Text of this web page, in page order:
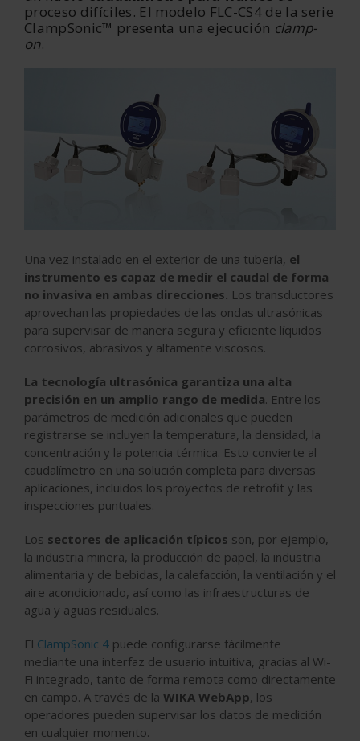
proceso difíciles. El modelo FLC-CS4 de la serie
ClampSonic™ presenta una ejecución clamp-
on.
Una vez instalado en el exterior de una tubería, el
instrumento es capaz de medir el caudal de forma
no invasiva en ambas direcciones. Los transductores
aprovechan las propiedades de las ondas ultrasónicas
para supervisar de manera segura y eficiente líquidos
corrosivos, abrasivos y altamente viscosos.
La tecnología ultrasónica garantiza una alta
precisión en un amplio rango de medida. Entre los
parámetros de medición adicionales que pueden
registrarse se incluyen la temperatura, la densidad, la
concentración y la potencia térmica. Esto convierte al
caudalímetro en una solución completa para diversas
aplicaciones, incluidos los proyectos de retrofit y las
inspecciones puntuales.
Los sectores de aplicación típicos son, por ejemplo,
la industria minera, la producción de papel, la industria
alimentaria y de bebidas, la calefacción, la ventilación y el
aire acondicionado, así como las infraestructuras de
agua y aguas residuales.
El ClampSonic 4 puede configurarse fácilmente
mediante una interfaz de usuario intuitiva, gracias al Wi-
Fi integrado, tanto de forma remota como directamente
en campo. A través de la WIKA WebApp, los
operadores pueden supervisar los datos de medición
en cualquier momento.